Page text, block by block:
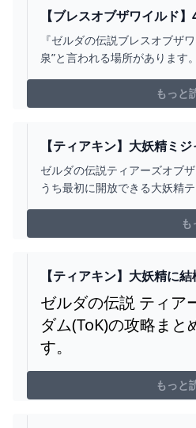
【ブレスオブザワイルド
まとめ！出来る事や違い
『ゼルダの伝説ブレスオブザ
泉”と言われる場所があります
泉で出来ることについても触れ
もっと
【ティアキン】大妖精ミ
【開放イベント】 -
ゼルダの伝説ティアーズオブ
うち最初に開放できる大妖精
https://www.youtube.com/
ブログ：https://eno...
【ティアキン】大妖精に
てる？ - ゼルダの伝説テ
ゼルダの伝説 ティア
ダム(ToK)の攻略ま
す。
もっと